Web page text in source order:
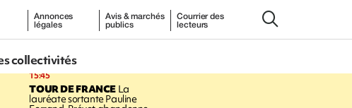
Annonces
légales
Avis & marchés
publics
Courrier des
lecteurs
collectivités
15:45
TOUR DE FRANCELa
lauréate sortante Pauline